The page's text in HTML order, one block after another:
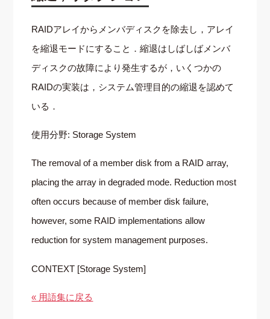
RAIDアレイからメンバディスクを除去し，アレイ
を縮退モードにすること．縮退はしばしばメンバ
ディスクの故障により発生するが，いくつかの
RAIDの実装は，システム管理目的の縮退を認めて
いる．
使用分野: Storage System
The removal of a member disk from a RAID array,
placing the array in degraded mode. Reduction most
often occurs because of member disk failure,
however, some RAID implementations allow
reduction for system management purposes.
CONTEXT [Storage System]
« 用語集に戻る